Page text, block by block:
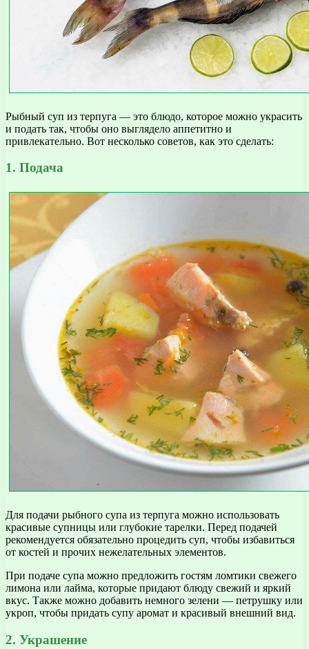
Рыбный суп из терпуга — это блюдо, которое можно украсить
и подать так, чтобы оно выглядело аппетитно и
привлекательно. Вот несколько советов, как это сделать:
1. Подача
Для подачи рыбного супа из терпуга можно использовать
красивые супницы или глубокие тарелки. Перед подачей
рекомендуется обязательно процедить суп, чтобы избавиться
от костей и прочих нежелательных элементов.
При подаче супа можно предложить гостям ломтики свежего
лимона или лайма, которые придают блюду свежий и яркий
вкус. Также можно добавить немного зелени — петрушку или
укроп, чтобы придать супу аромат и красивый внешний вид.
2. Украшение